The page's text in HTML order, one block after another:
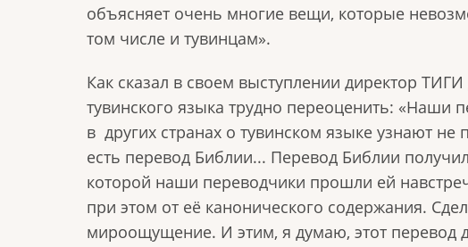
объясняет очень многие вещи, которые
том числе и тувинцам».
Как сказал в своем выступлении директор
тувинского языка трудно переоценить: «Наши
в других странах о тувинском языке узнают не
есть перевод Библии... Перевод Библии
которой наши переводчики прошли ей
при этом от её канонического содержания.
мироощущение. И этим, я думаю, этот перевод